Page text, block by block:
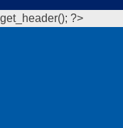
get_header(); ?>